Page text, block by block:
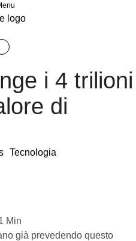
i 4 trilioni
di
Tecnologia
Min
già prevedendo questo